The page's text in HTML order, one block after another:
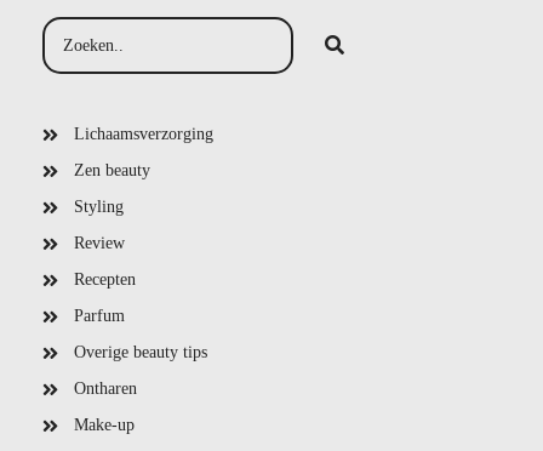
Lichaamsverzorging
Zen beauty
Styling
Review
Recepten
Parfum
Overige beauty tips
Ontharen
Make-up